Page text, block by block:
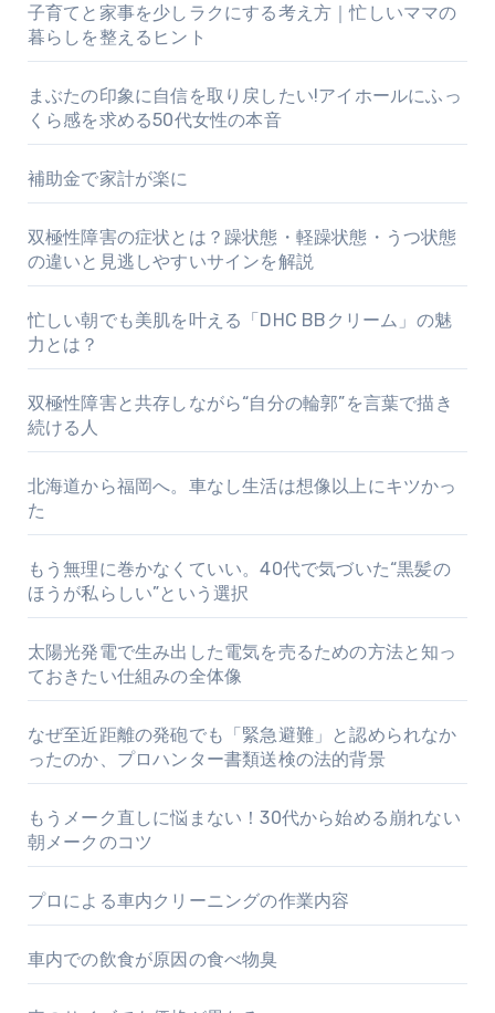
子育てと家事を少しラクにする考え方｜忙しいママの
暮らしを整えるヒント
まぶたの印象に自信を取り戻したい!アイホールにふっ
くら感を求める50代女性の本音
補助金で家計が楽に
双極性障害の症状とは？躁状態・軽躁状態・うつ状態
の違いと見逃しやすいサインを解説
忙しい朝でも美肌を叶える「DHC BBクリーム」の魅
力とは？
双極性障害と共存しながら“自分の輪郭”を言葉で描き
続ける人
北海道から福岡へ。車なし生活は想像以上にキツかっ
た
もう無理に巻かなくていい。40代で気づいた“黒髪の
ほうが私らしい”という選択
太陽光発電で生み出した電気を売るための方法と知っ
ておきたい仕組みの全体像
なぜ至近距離の発砲でも「緊急避難」と認められなか
ったのか、プロハンター書類送検の法的背景
もうメーク直しに悩まない！30代から始める崩れない
朝メークのコツ
プロによる車内クリーニングの作業内容
車内での飲食が原因の食べ物臭